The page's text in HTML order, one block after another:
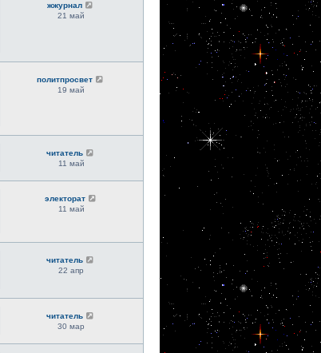
жжурнал
21 май
политпросвет
19 май
читатель
11 май
электорат
11 май
читатель
22 апр
читатель
30 мар